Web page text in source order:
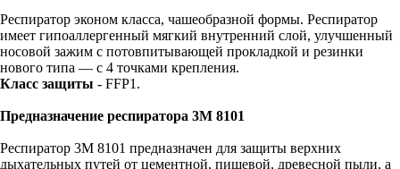
Респиратор эконом класса, чашеобразной формы. Респиратор
имеет гипоаллергенный мягкий внутренний слой, улучшенный
носовой зажим с потовпитывающей прокладкой и резинки
нового типа — с 4 точками крепления.
Класс защиты - FFP1.
Предназначение респиратора 3М 8101
Респиратор 3М 8101 предназначен для защиты верхних
дыхательных путей от цементной, пищевой, древесной пыли, а